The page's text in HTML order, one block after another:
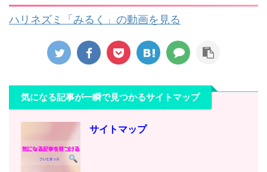
ハリネズミ「みるく」の動画を見る
気になる記事が一瞬で見つかるサイトマップ
サイトマップ